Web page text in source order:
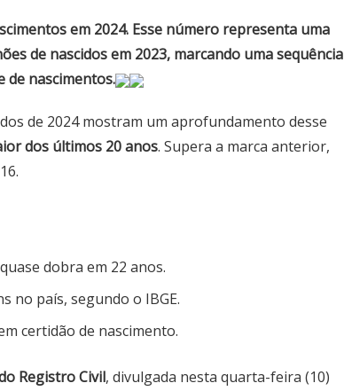
em 2024. Esse número representa uma
de nascidos em 2023, marcando uma sequência
de nascimentos.
de 2024 mostram um aprofundamento desse
dos últimos 20 anos. Supera a marca anterior,
dobra em 22 anos.
no país, segundo o IBGE.
certidão de nascimento.
Registro Civil, divulgada nesta quarta-feira (10)